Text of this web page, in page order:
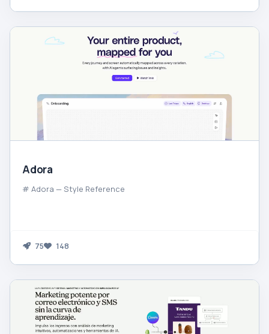
Adora
# Adora — Style Reference
75 148